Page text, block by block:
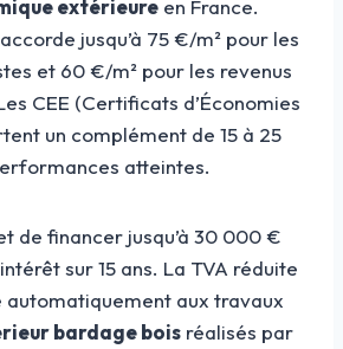
extérieure en France.
jusqu’à 75 €/m² pour les
et 60 €/m² pour les revenus
CEE (Certificats d’Économies
un complément de 15 à 25
atteintes.
de financer jusqu’à 30 000 €
sur 15 ans. La TVA réduite
automatiquement aux travaux
bardage bois réalisés par